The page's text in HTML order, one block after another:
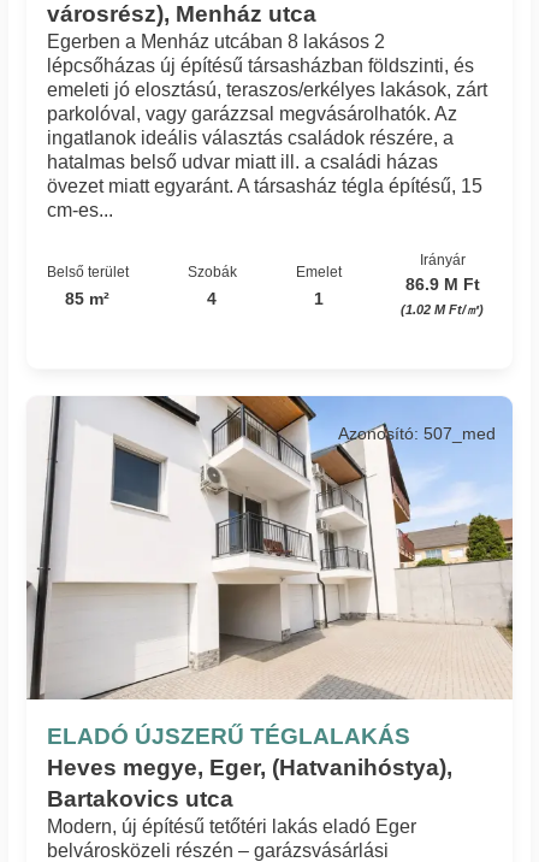
városrész), Menház utca
Egerben a Menház utcában 8 lakásos 2
lépcsőházas új építésű társasházban földszinti, és
emeleti jó elosztású, teraszos/erkélyes lakások, zárt
parkolóval, vagy garázzsal megvásárolhatók. Az
ingatlanok ideális választás családok részére, a
hatalmas belső udvar miatt ill. a családi házas
övezet miatt egyaránt. A társasház tégla építésű, 15
cm-es...
Belső terület
85 m²
Szobák
4
Emelet
1
Irányár
86.9 M Ft
(1.02 M Ft/㎡)
ELADÓ ÚJSZERŰ TÉGLALAKÁS
Heves megye, Eger, (Hatvanihóstya),
Bartakovics utca
Azonosító: 507_med
Modern, új építésű tetőtéri lakás eladó Eger
belvárosközeli részén – garázsvásárlási